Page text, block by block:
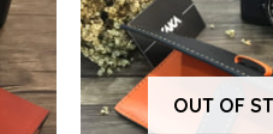
OUT OF